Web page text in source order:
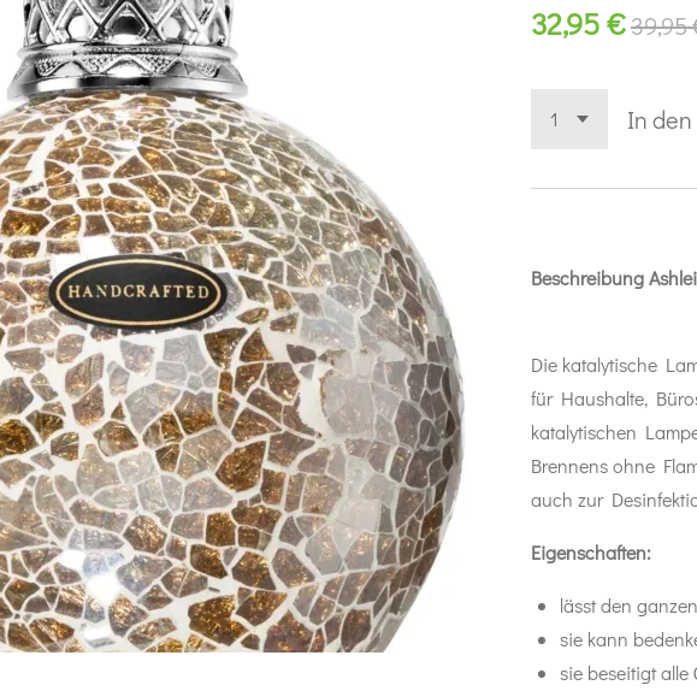
32,95 €39,95
In
Beschreibung
Die katalytische
für Haushalte,
katalytischen
Brennens ohne
auch zur
Eigenschaften:
lässt den
sie kann
sie beseitigt